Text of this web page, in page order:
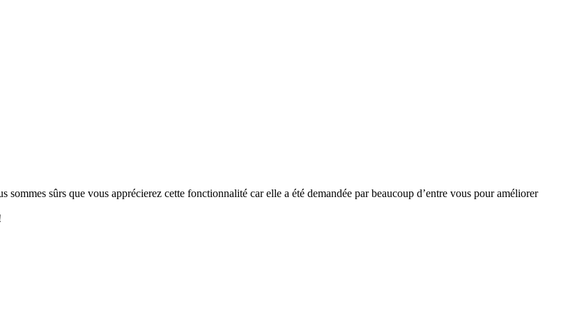
sûrs que vous apprécierez cette fonctionnalité car elle a été demandée par beaucoup d’entre vous pour améliorer